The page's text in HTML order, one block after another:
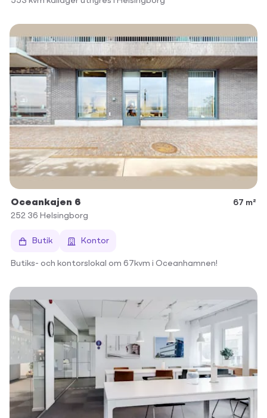
Oceankajen 6
67 m²
252 36 Helsingborg
Butik Kontor
Butiks- och kontorslokal om 67kvm i Oceanhamnen!